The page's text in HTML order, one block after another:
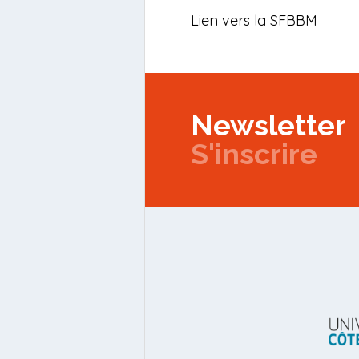
Lien vers la SFBBM
Newsletter
S'inscrire